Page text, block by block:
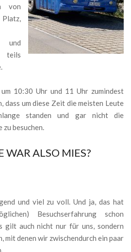
von
und
teils
10:30 Uhr und 11 Uhr zumindest
dass um diese Zeit die meisten Leute
standen und gar nicht die
besuchen.
WAR ALSO MIES?
und viel zu voll. Und ja, das hat
Besuchserfahrung schon
gilt auch nicht nur für uns, sondern
mit denen wir zwischendurch ein paar